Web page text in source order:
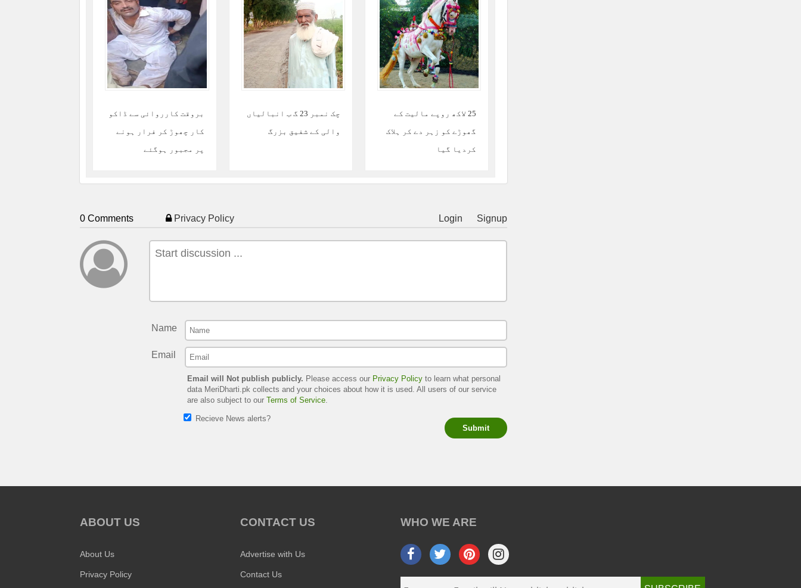
بروقت کارروائی سے ڈاکو
کار چھوڑ کر فرار ہونے
پر مجبور ہوگئے
چک نمبر 23 گ ب انبالیاں
والی کے شفیق بزرگ
25 لاکھ روپے مالیت کے
گھوڑے کو زہر دے کر ہلاک
کردیا گیا
0 Comments Privacy Policy Login Signup
Name
Email
Email will Not publish publicly. Please access our Privacy Policy to learn what personal
data MeriDharti.pk collects and your choices about how it is used. All users of our service
are also subject to ourTerms of Service.
Recieve News alerts?
Submit
ABOUT US
About Us
Privacy Policy
CONTACT US
Advertise with Us
Contact Us
WHO WE ARE